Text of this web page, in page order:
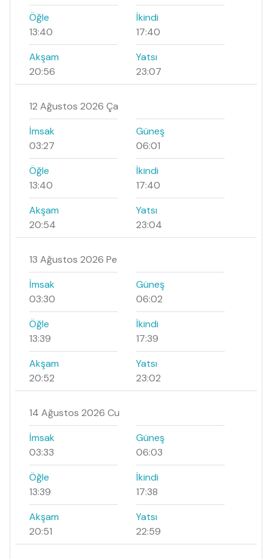
Öğle
13:40
İkindi
17:40
Akşam
20:56
Yatsı
23:07
12 Ağustos 2026 Ça
İmsak
03:27
Güneş
06:01
Öğle
13:40
İkindi
17:40
Akşam
20:54
Yatsı
23:04
13 Ağustos 2026 Pe
İmsak
03:30
Güneş
06:02
Öğle
13:39
İkindi
17:39
Akşam
20:52
Yatsı
23:02
14 Ağustos 2026 Cu
İmsak
03:33
Güneş
06:03
Öğle
13:39
İkindi
17:38
Akşam
20:51
Yatsı
22:59